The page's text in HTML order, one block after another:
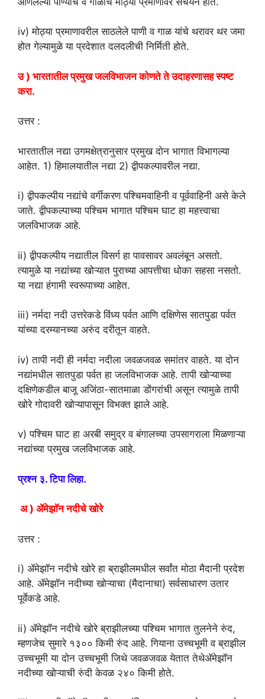
iv) मोठ्या प्रमाणावरील साठलेले पाणी व गाळ यांचे थरावर थर जमा
होत गेल्यामुळे या प्रदेशात दलदलीची निर्मिती होते.
उ ) भारतातील प्रमुख जलविभाजन कोणते ते उदाहरणासह स्पष्ट
करा.
उत्तर :
भारतातील नद्या उगमक्षेत्रानुसार प्रमुख दोन भागात विभागल्या
आहेत. 1) हिमालयातील नद्या 2) द्वीपकल्पावरील नद्या.
i) द्वीपकल्पीय नद्यांचे वर्गीकरण पश्चिमवाहिनी व पूर्ववाहिनी असे केले
जाते. द्वीपकल्पाच्या पश्चिम भागात पश्चिम घाट हा महत्त्वाचा
जलविभाजक आहे.
ii) द्वीपकल्पीय नद्यातील विसर्ग हा पावसावर अवलंबून असतो.
त्यामुळे या नद्यांच्या खोऱ्यात पुराच्या आपत्तीचा धोका सहसा नसतो.
या नद्या हंगामी स्वरूपाच्या आहेत.
iii) नर्मदा नदी उत्तरेकडे विंध्य पर्वत आणि दक्षिणेस सातपुडा पर्वत
यांच्या दरम्यानच्या अरुंद दरीतून वाहते.
iv) तापी नदी ही नर्मदा नदीला जवळजवळ समांतर वाहते. या दोन
नद्यांमधील सातपुडा पर्वत हा जलविभाजक आहे. तापी खोऱ्याच्या
दक्षिणेकडील बाजू अजिंठा-सातमाळा डोंगरांची असून त्यामुळे तापी
खोरे गोदावरी खोऱ्यापासून विभक्त झाले आहे.
v) पश्चिम घाट हा अरबी समुद्र व बंगालच्या उपसागराला मिळणाऱ्या
नद्यांच्या प्रमुख जलविभाजक आहे.
प्रश्न ३. टिपा लिहा.
अ ) ॲमेझाॅन नदीचे खोरे
उत्तर :
i) ॲमेझॉन नदीचे खोरे हा ब्राझीलमधील सर्वांत मोठा मैदानी प्रदेश
आहे. ॲमेझॉन नदीच्या खोऱ्याचा (मैदानाचा) सर्वसाधारण उतार
पूर्वेकडे आहे.
ii) ॲमेझॉन नदीचे खोरे ब्राझीलच्या पश्चिम भागात तुलनेने रुंद,
म्हणजेच सुमारे १३०० किमी रुंद आहे. गियाना उच्चभूमी व ब्राझील
उच्चभूमी या दोन उच्चभूमी जिथे जवळजवळ येतात तेथेॲमेझॉन
नदीच्या खोऱ्याची रुंदी केवळ २४० किमी होते.